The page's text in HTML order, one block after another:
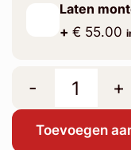
Laten
+ € 55.00
- +
Toevoegen